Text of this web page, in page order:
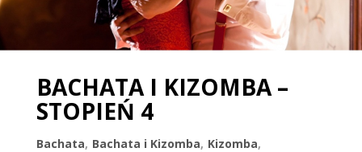
BACHATA I KIZOMBA –
STOPIEŃ 4
Bachata, Bachata i Kizomba, Kizomba,